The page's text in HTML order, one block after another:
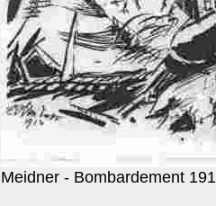
Meidner - Bombardement